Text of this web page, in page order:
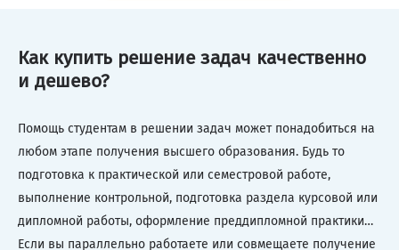
Как купить решение задач качественно
и дешево?
Помощь студентам в решении задач может понадобиться на
любом этапе получения высшего образования. Будь то
подготовка к практической или семестровой работе,
выполнение контрольной, подготовка раздела курсовой или
дипломной работы, оформление преддипломной практики…
Если вы параллельно работаете или совмещаете получение